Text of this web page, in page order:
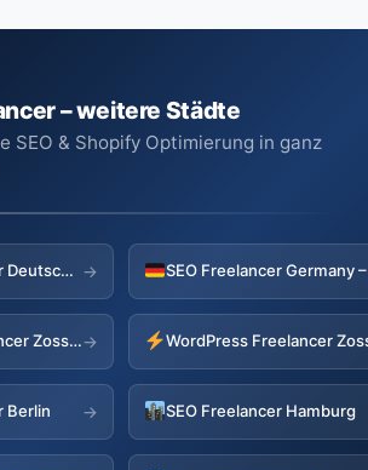
– weitere Städte
SEO & Shopify Optimierung in ganz
SEO Freelancer Deutschland →
Shopify Freelancer Zossen→ WordPress Freelancer
Berlin → SEO Freelancer Hamburg